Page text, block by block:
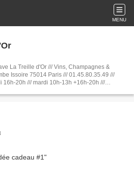
MENU
La Treille d'Or /// Vins, Champagnes &
Issoire 75014 Paris /// 01.45.80.35.49 ///
16h-20h /// mardi 10h-13h +16h-20h ///
14h30-20h